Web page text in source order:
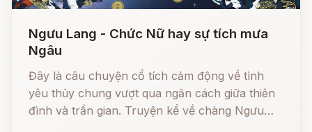
Ngưu Lang - Chức Nữ hay sự tích mưa
Ngâu
Đây là câu chuyện cổ tích cảm động về tình
yêu thủy chung vượt qua ngăn cách giữa thiên
đình và trần gian. Truyện kể về chàng Ngưu